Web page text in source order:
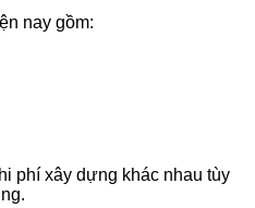
nay gồm:
phí xây dựng khác nhau tùy